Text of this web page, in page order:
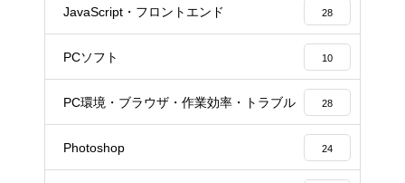
JavaScript・フロントエンド 28
PCソフト 10
PC環境・ブラウザ・作業効率・トラブル 28
Photoshop 24